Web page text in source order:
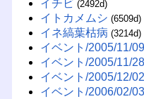
イチビ (2492d)
イトカメムシ (6509d)
イネ縞葉枯病 (3214d)
イベント/2005/11/09
イベント/2005/11/28
イベント/2005/12/02
イベント/2006/02/03